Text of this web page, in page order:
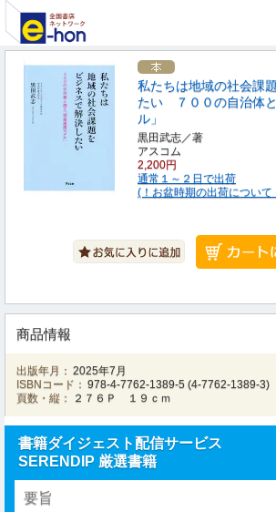
私たちは地域の社会課
たい ７００の自治体
ル」
黒田武志／著
アスコム
2,200円
通常１～２日で出荷
(！お盆時期の出荷について
商品情報
出版年月： 2025年7月
ISBNコード： 978-4-7762-1389-5 (4-7762-1389-3)
頁数・縦：
２７６Ｐ １９ｃｍ
書籍ダイジェスト配信サービス
SERENDIP 厳選書籍
要旨